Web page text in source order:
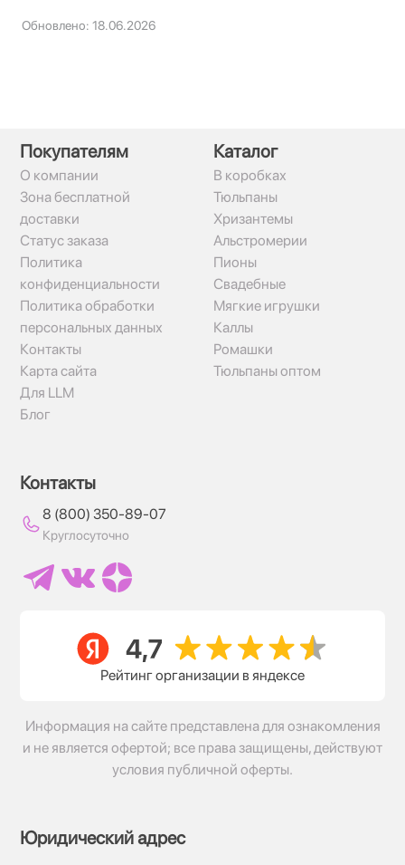
Обновлено: 18.06.2026
Покупателям
О компании
Зона бесплатной
доставки
Статус заказа
Политика
конфиденциальности
Политика обработки
персональных данных
Контакты
Карта сайта
Для LLM
Блог
Каталог
В коробках
Тюльпаны
Хризантемы
Альстромерии
Пионы
Свадебные
Мягкие игрушки
Каллы
Ромашки
Тюльпаны оптом
Контакты
8 (800) 350-89-07
Круглосуточно
Рейтинг организации в яндексе
Информация на сайте представлена для ознакомления
и не является офертой; все права защищены, действуют
условия публичной оферты.
Юридический адрес